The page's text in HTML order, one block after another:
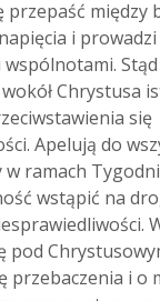
przepaść między
i
Chrystusa
się
Apelują do
w ramach
wstąpić na
pod
przebaczenia i o